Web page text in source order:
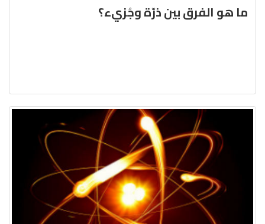
ما هو الفرق بين ذرّة وجُزيء؟